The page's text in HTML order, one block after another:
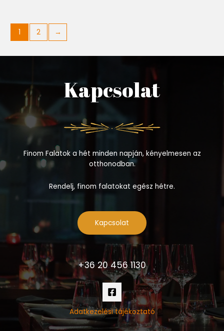
1 2 →
Kapcsolat
Finom Falatok a hét minden napján, kényelmesen az
otthonodban.
Rendelj, finom falatokat egész hétre.
Kapcsolat
+36 20 456 1130
Adatkezelési tájékoztató